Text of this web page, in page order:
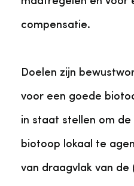
compensatie.
Doelen zijn
voor een goede
in staat stellen om
biotoop lokaal te
van draagvlak van de